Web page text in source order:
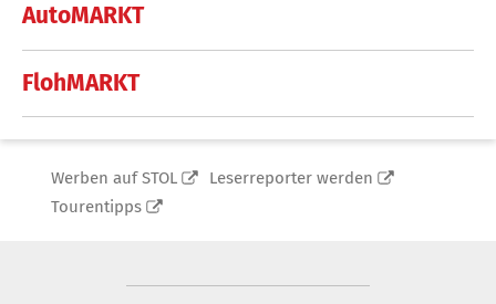
AutoMARKT
FlohMARKT
Werben auf STOL
Leserreporter werden
Tourentipps